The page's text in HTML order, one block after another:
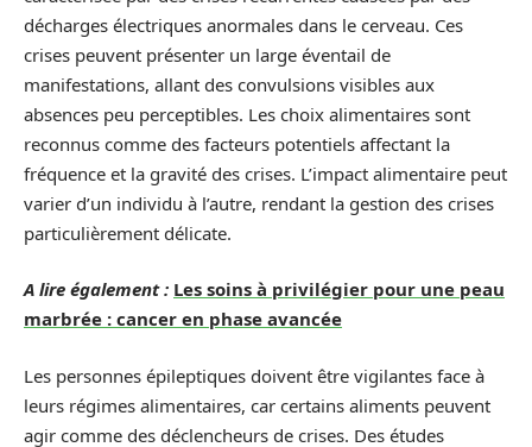
décharges électriques anormales dans le cerveau. Ces
crises peuvent présenter un large éventail de
manifestations, allant des convulsions visibles aux
absences peu perceptibles. Les choix alimentaires sont
reconnus comme des facteurs potentiels affectant la
fréquence et la gravité des crises. L’impact alimentaire peut
varier d’un individu à l’autre, rendant la gestion des crises
particulièrement délicate.
A lire également : Les soins à privilégier pour une peau
marbrée : cancer en phase avancée
Les personnes épileptiques doivent être vigilantes face à
leurs régimes alimentaires, car certains aliments peuvent
agir comme des déclencheurs de crises. Des études